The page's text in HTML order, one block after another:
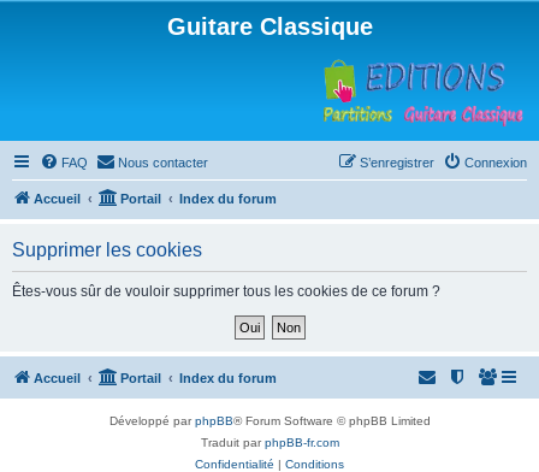
Guitare Classique
FAQ Nous contacter Connexion
S’enregistrer
Accueil Portail Index du forum
Supprimer les cookies
Êtes-vous sûr de vouloir supprimer tous les cookies de ce forum ?
Accueil Portail Index du forum
Développé parphpBB® Forum Software © phpBB Limited
Traduit parphpBB-fr.com
Confidentialité | Conditions